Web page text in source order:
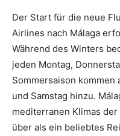
Der Start für die neue
Airlines nach Málaga
Während des Winters
jeden Montag,
Sommersaison
und Samstag hinzu.
mediterranen Klimas
über als ein beliebtes